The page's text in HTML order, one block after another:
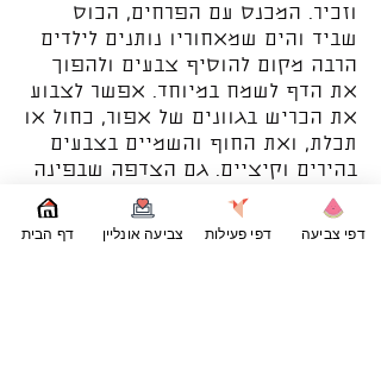
וזכיר. המכנס עם הפרחים, הכוס
שביד והים שמאחוריו נותנים לילדים
הרבה מקום להוסיף צבעים ולהפוך
את הדף לשמח במיוחד. אפשר לצבוע
את הכריש בגוונים של אפור, כחול או
תכלת, ואת החוף והשמיים בצבעים
בהירים וקיציים. גם הצדפה שבפינה
והשמש למעלה מוסיפות עוד פרטים
קטנים שכיף לצבוע.
דף הבית צביעה אונליין דפי פעילות דפי צביעה